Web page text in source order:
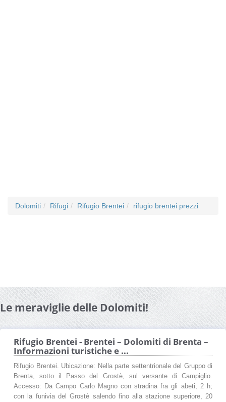
Dolomiti Rifugi Rifugio Brentei rifugio brentei prezzi
Le meraviglie delle Dolomiti!
Rifugio Brentei - Brentei – Dolomiti di Brenta –
Informazioni turistiche e ...
Rifugio Brentei. Ubicazione: Nella parte settentrionale del Gruppo di
Brenta, sotto il Passo del Grostè, sul versante di Campiglio.
Accesso: Da Campo Carlo Magno con stradina fra gli abeti, 2 h;
con la funivia del Grostè salendo fino alla stazione superiore, 20